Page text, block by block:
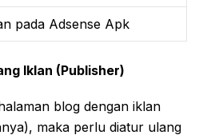
pada Adsense Apk
Iklan (Publisher)
blog dengan iklan
maka perlu diatur ulang